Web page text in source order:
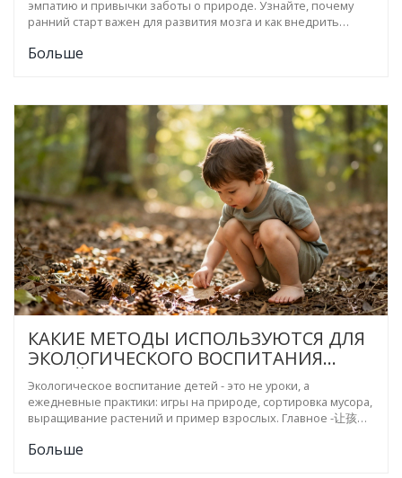
РУКОВОДСТВО ДЛЯ РОДИТЕЛЕЙ
эмпатию и привычки заботы о природе. Узнайте, почему
ранний старт важен для развития мозга и как внедрить
Больше
КАКИЕ МЕТОДЫ ИСПОЛЬЗУЮТСЯ ДЛЯ
ЭКОЛОГИЧЕСКОГО ВОСПИТАНИЯ
ДЕТЕЙ?
Экологическое воспитание детей - это не уроки, а
ежедневные практики: игры на природе, сортировка мусора,
выращивание растений и пример взрослых. Главное -让孩子
Больше